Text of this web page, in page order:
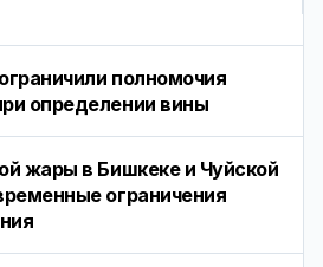
полномочия
определении вины
жары в Бишкеке и Чуйской
ограничения